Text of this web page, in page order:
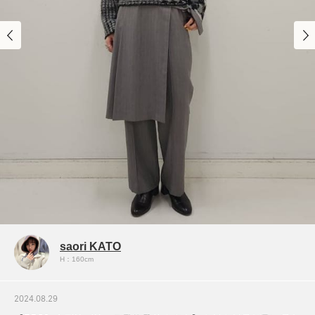
saori KATO
H：160cm
2024.08.29